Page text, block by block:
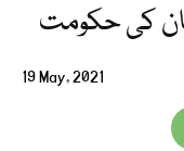
کی حکومت
19 May, 2021